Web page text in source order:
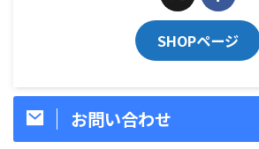
SHOPページ
お問い合わせ